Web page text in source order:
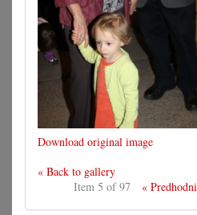
Download original image
« Back to gallery
Item 5 of 97
« Predhodni